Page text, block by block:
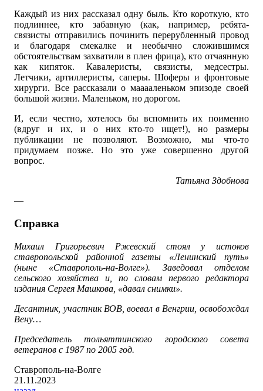
Каждый из них рассказал одну быль. Кто короткую, кто
подлиннее, кто забавную (как, например, ребята-
связисты отправились починить перерубленный провод
и благодаря смекалке и необычно сложившимся
обстоятельствам захватили в плен фрица), кто отчаянную
как кипяток. Кавалеристы, связисты, медсестры.
Летчики, артиллеристы, саперы. Шоферы и фронтовые
хирурги. Все рассказали о мааааленьком эпизоде своей
большой жизни. Маленьком, но дорогом.
И, если честно, хотелось бы вспомнить их поименно
(вдруг и их, и о них кто-то ищет!), но размеры
публикации не позволяют. Возможно, мы что-то
придумаем позже. Но это уже совершенно другой
вопрос.
Татьяна Здобнова
—
Справка
Михаил Григорьевич Ржевский стоял у истоков
ставропольской районной газеты «Ленинский путь»
(ныне «Ставрополь-на-Волге»). Заведовал отделом
сельского хозяйства и, по словам первого редактора
издания Сергея Машкова, «давал снимки».
Десантник, участник ВОВ, воевал в Венгрии, освобождал
Вену…
Председатель тольяттинского городского совета
ветеранов с 1987 по 2005 год.
Ставрополь-на-Волге
21.11.2023